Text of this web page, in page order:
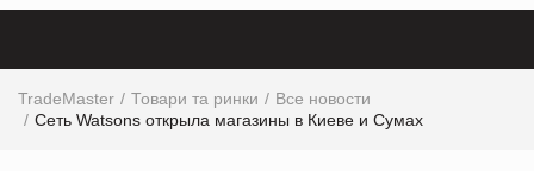
TradeMaster Товари та ринки
Все новости
Сеть Watsons открыла магазины в Киеве и Сумах